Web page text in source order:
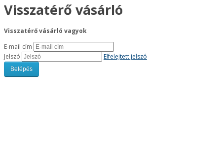
Visszatérő vásárló
Visszatérő vásárló vagyok
E-mail cím
Jelszó
Elfelejtett jelszó